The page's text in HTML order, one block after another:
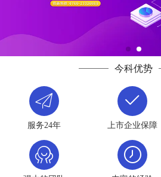
今科优势
服务24年 上市企业保障